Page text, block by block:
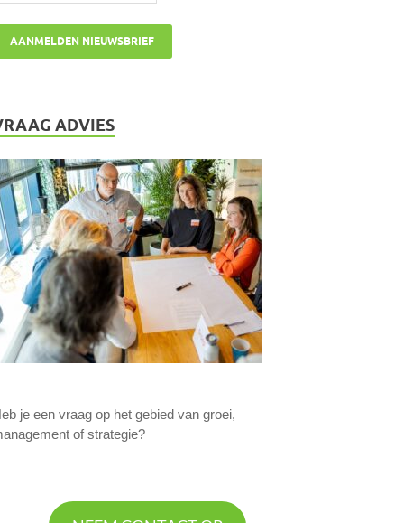
ADVIES
je een vraag op het gebied van groei,
of strategie?